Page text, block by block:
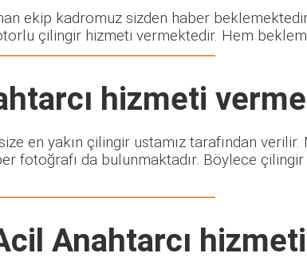
ekip kadromuz sizden haber
çilingir hizmeti vermektedir. Hem
hizmeti
en yakın çilingir ustamız tarafından
fotoğrafı da bulunmaktadır. Böylece
Anahtarcı